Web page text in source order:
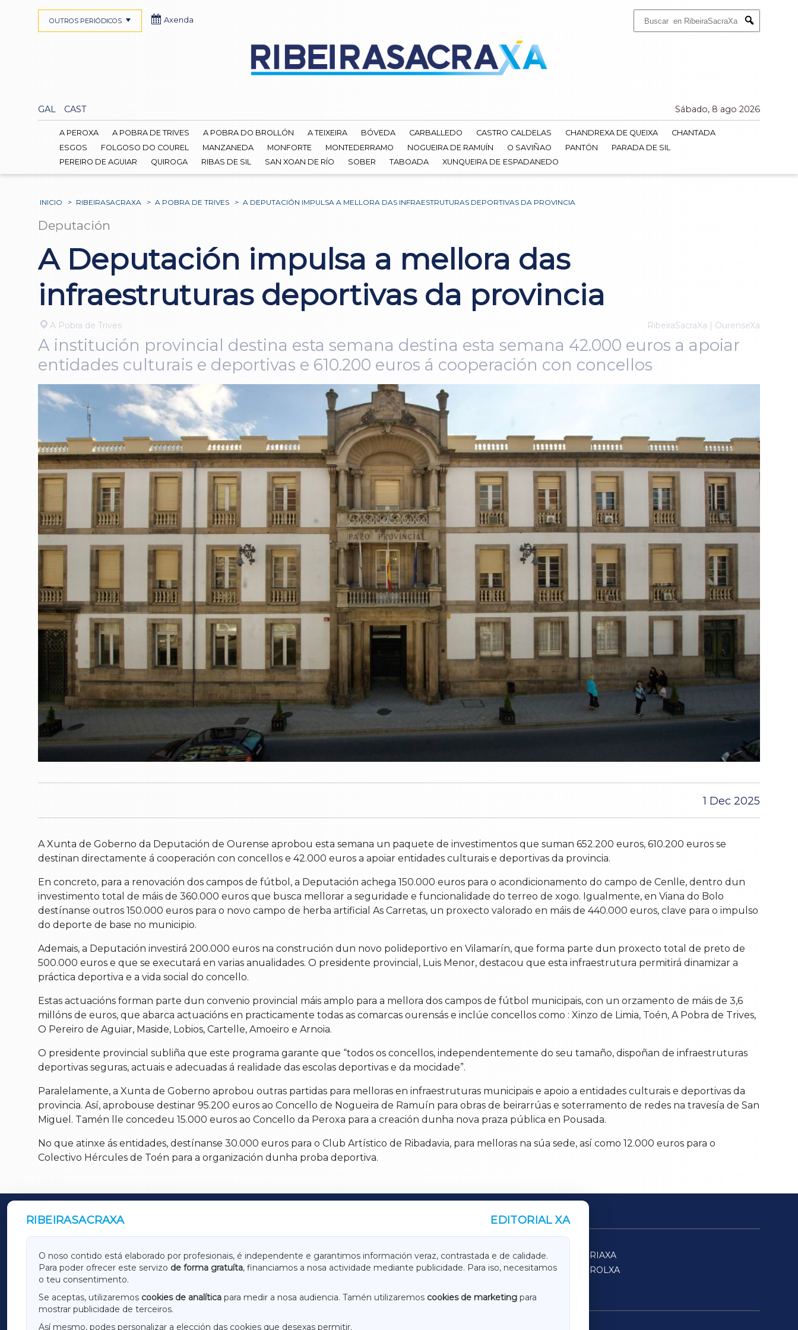
Submit
GAL CAST Sábado, 8 ago 2026
OUTROS PERIÓDICOS Axenda
A PEROXA A POBRA DE TRIVES A POBRA DO BROLLÓN A TEIXEIRA BÓVEDA CARBALLEDO CASTRO CALDELAS CHANDREXA DE QUEIXA
CHANTADA
ESGOS
FOLGOSO DO COUREL MANZANEDA MONFORTE MONTEDERRAMO NOGUEIRA DE RAMUÍN O SAVIÑAO PANTÓN
PARADA DE SIL
PEREIRO DE AGUIAR
QUIROGA RIBAS DE SIL SAN XOAN DE RÍO SOBER TABOADA XUNQUEIRA DE ESPADANEDO
INICIO > RIBEIRASACRAXA > A POBRA DE TRIVES > A DEPUTACIÓN IMPULSA A MELLORA DAS INFRAESTRUTURAS DEPORTIVAS DA PROVINCIA
Deputación
A Deputación impulsa a mellora das
infraestruturas deportivas da provincia
A Pobra de Trives RibeiraSacraXa | OurenseXa
A institución provincial destina esta semana destina esta semana 42.000 euros a apoiar
entidades culturais e deportivas e 610.200 euros á cooperación con concellos
1 Dec 2025
A Xunta de Goberno da Deputación de Ourense aprobou esta semana un paquete de investimentos que suman 652.200 euros, 610.200 euros se
destinan directamente á cooperación con concellos e 42.000 euros a apoiar entidades culturais e deportivas da provincia.
En concreto, para a renovación dos campos de fútbol, a Deputación achega 150.000 euros para o acondicionamento do campo de Cenlle, dentro dun
investimento total de máis de 360.000 euros que busca mellorar a seguridade e funcionalidade do terreo de xogo. Igualmente, en Viana do Bolo
destínanse outros 150.000 euros para o novo campo de herba artificial As Carretas, un proxecto valorado en máis de 440.000 euros, clave para o impulso
do deporte de base no municipio.
Ademais, a Deputación investirá 200.000 euros na construción dun novo polideportivo en Vilamarín, que forma parte dun proxecto total de preto de
500.000 euros e que se executará en varias anualidades. O presidente provincial, Luis Menor, destacou que esta infraestrutura permitirá dinamizar a
práctica deportiva e a vida social do concello.
Estas actuacións forman parte dun convenio provincial máis amplo para a mellora dos campos de fútbol municipais, con un orzamento de máis de 3,6
millóns de euros, que abarca actuacións en practicamente todas as comarcas ourensás e inclúe concellos como : Xinzo de Limia, Toén, A Pobra de Trives,
O Pereiro de Aguiar, Maside, Lobios, Cartelle, Amoeiro e Arnoia.
O presidente provincial subliña que este programa garante que “todos os concellos, independentemente do seu tamaño, dispoñan de infraestruturas
deportivas seguras, actuais e adecuadas á realidade das escolas deportivas e da mocidade”.
Paralelamente, a Xunta de Goberno aprobou outras partidas para melloras en infraestruturas municipais e apoio a entidades culturais e deportivas da
provincia. Así, aprobouse destinar 95.200 euros ao Concello de Nogueira de Ramuín para obras de beirarrúas e soterramento de redes na travesía de San
Miguel. Tamén lle concedeu 15.000 euros ao Concello da Peroxa para a creación dunha nova praza pública en Pousada.
No que atinxe ás entidades, destínanse 30.000 euros para o Club Artístico de Ribadavia, para melloras na súa sede, así como 12.000 euros para o
Colectivo Hércules de Toén para a organización dunha proba deportiva.
RIBEIRASACRAXA EDITORIAL XA
O noso contido está elaborado por profesionais, é independente e garantimos información veraz, contrastada e de calidade.
Para poder ofrecer este servizo de forma gratuíta, financiamos a nosa actividade mediante publicidade. Para iso, necesitamos
o teu consentimento.
Se aceptas, utilizaremos cookies de analítica para medir a nosa audiencia. Tamén utilizaremos cookies de marketing para
mostrar publicidade de terceiros.
Así mesmo, podes personalizar a elección das cookies que desexas permitir.
OUTROS PERIÓDICOS
GALICIAXA LUGOXA TERRACHAXA
SARRIAXA
AMARIÑAXA
RIBEIRASACRAXA ACORUÑAXA
FERROLXA
OURENSEXA